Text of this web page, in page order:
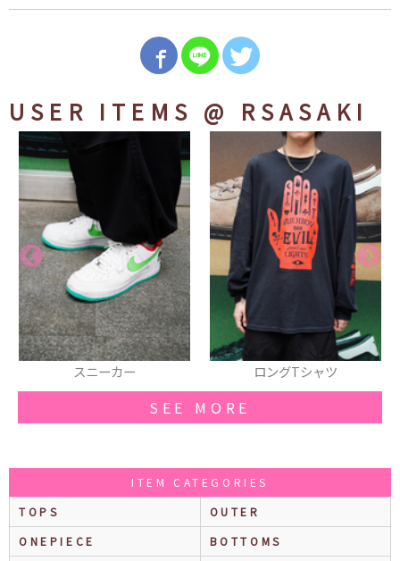
USER ITEMS @ RSASAKI
スニーカー ロングTシャツ
SEE MORE
ITEM CATEGORIES
TOPS
OUTER
ONEPIECE
BOTTOMS